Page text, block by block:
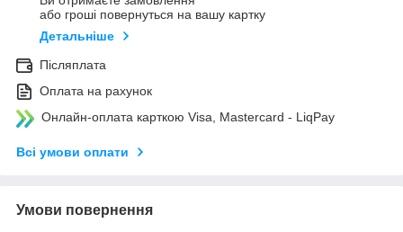
або гроші повернуться на вашу картку
Детальніше
Післяплата
Оплата на рахунок
Онлайн-оплата карткою Visa, Mastercard - LiqPay
Всі умови оплати
Умови повернення